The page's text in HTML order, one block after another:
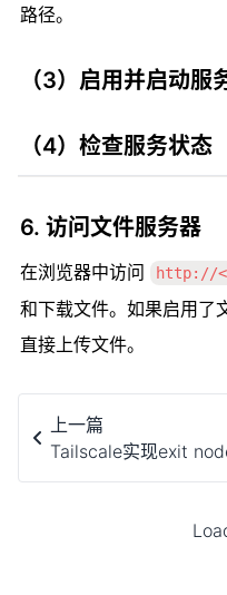
路径。
（3）启用并启动服
（4）检查服务状态
6. 访问文件服务器
在浏览器中访问 http://<
和下载文件。如果启用了
直接上传文件。
上一篇
Tailscale实现exit